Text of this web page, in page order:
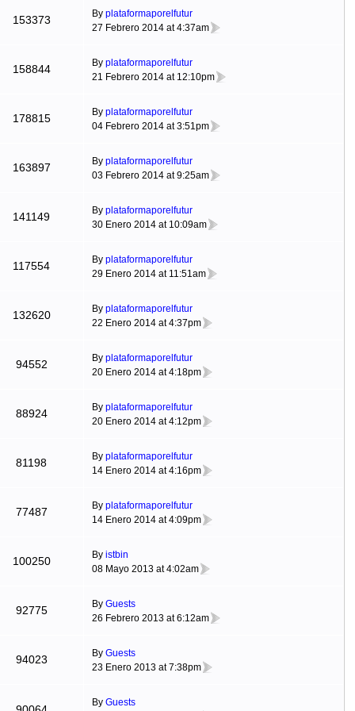
153373 By plataformaporelfutur
27 Febrero 2014 at 4:37am
158844 By plataformaporelfutur
21 Febrero 2014 at 12:10pm
178815 By plataformaporelfutur
04 Febrero 2014 at 3:51pm
163897 By plataformaporelfutur
03 Febrero 2014 at 9:25am
141149 By plataformaporelfutur
30 Enero 2014 at 10:09am
117554 By plataformaporelfutur
29 Enero 2014 at 11:51am
132620 By plataformaporelfutur
22 Enero 2014 at 4:37pm
94552 By plataformaporelfutur
20 Enero 2014 at 4:18pm
88924 By plataformaporelfutur
20 Enero 2014 at 4:12pm
81198 By plataformaporelfutur
14 Enero 2014 at 4:16pm
77487 By plataformaporelfutur
14 Enero 2014 at 4:09pm
100250 By istbin
08 Mayo 2013 at 4:02am
92775 By Guests
26 Febrero 2013 at 6:12am
94023 By Guests
23 Enero 2013 at 7:38pm
By Guests